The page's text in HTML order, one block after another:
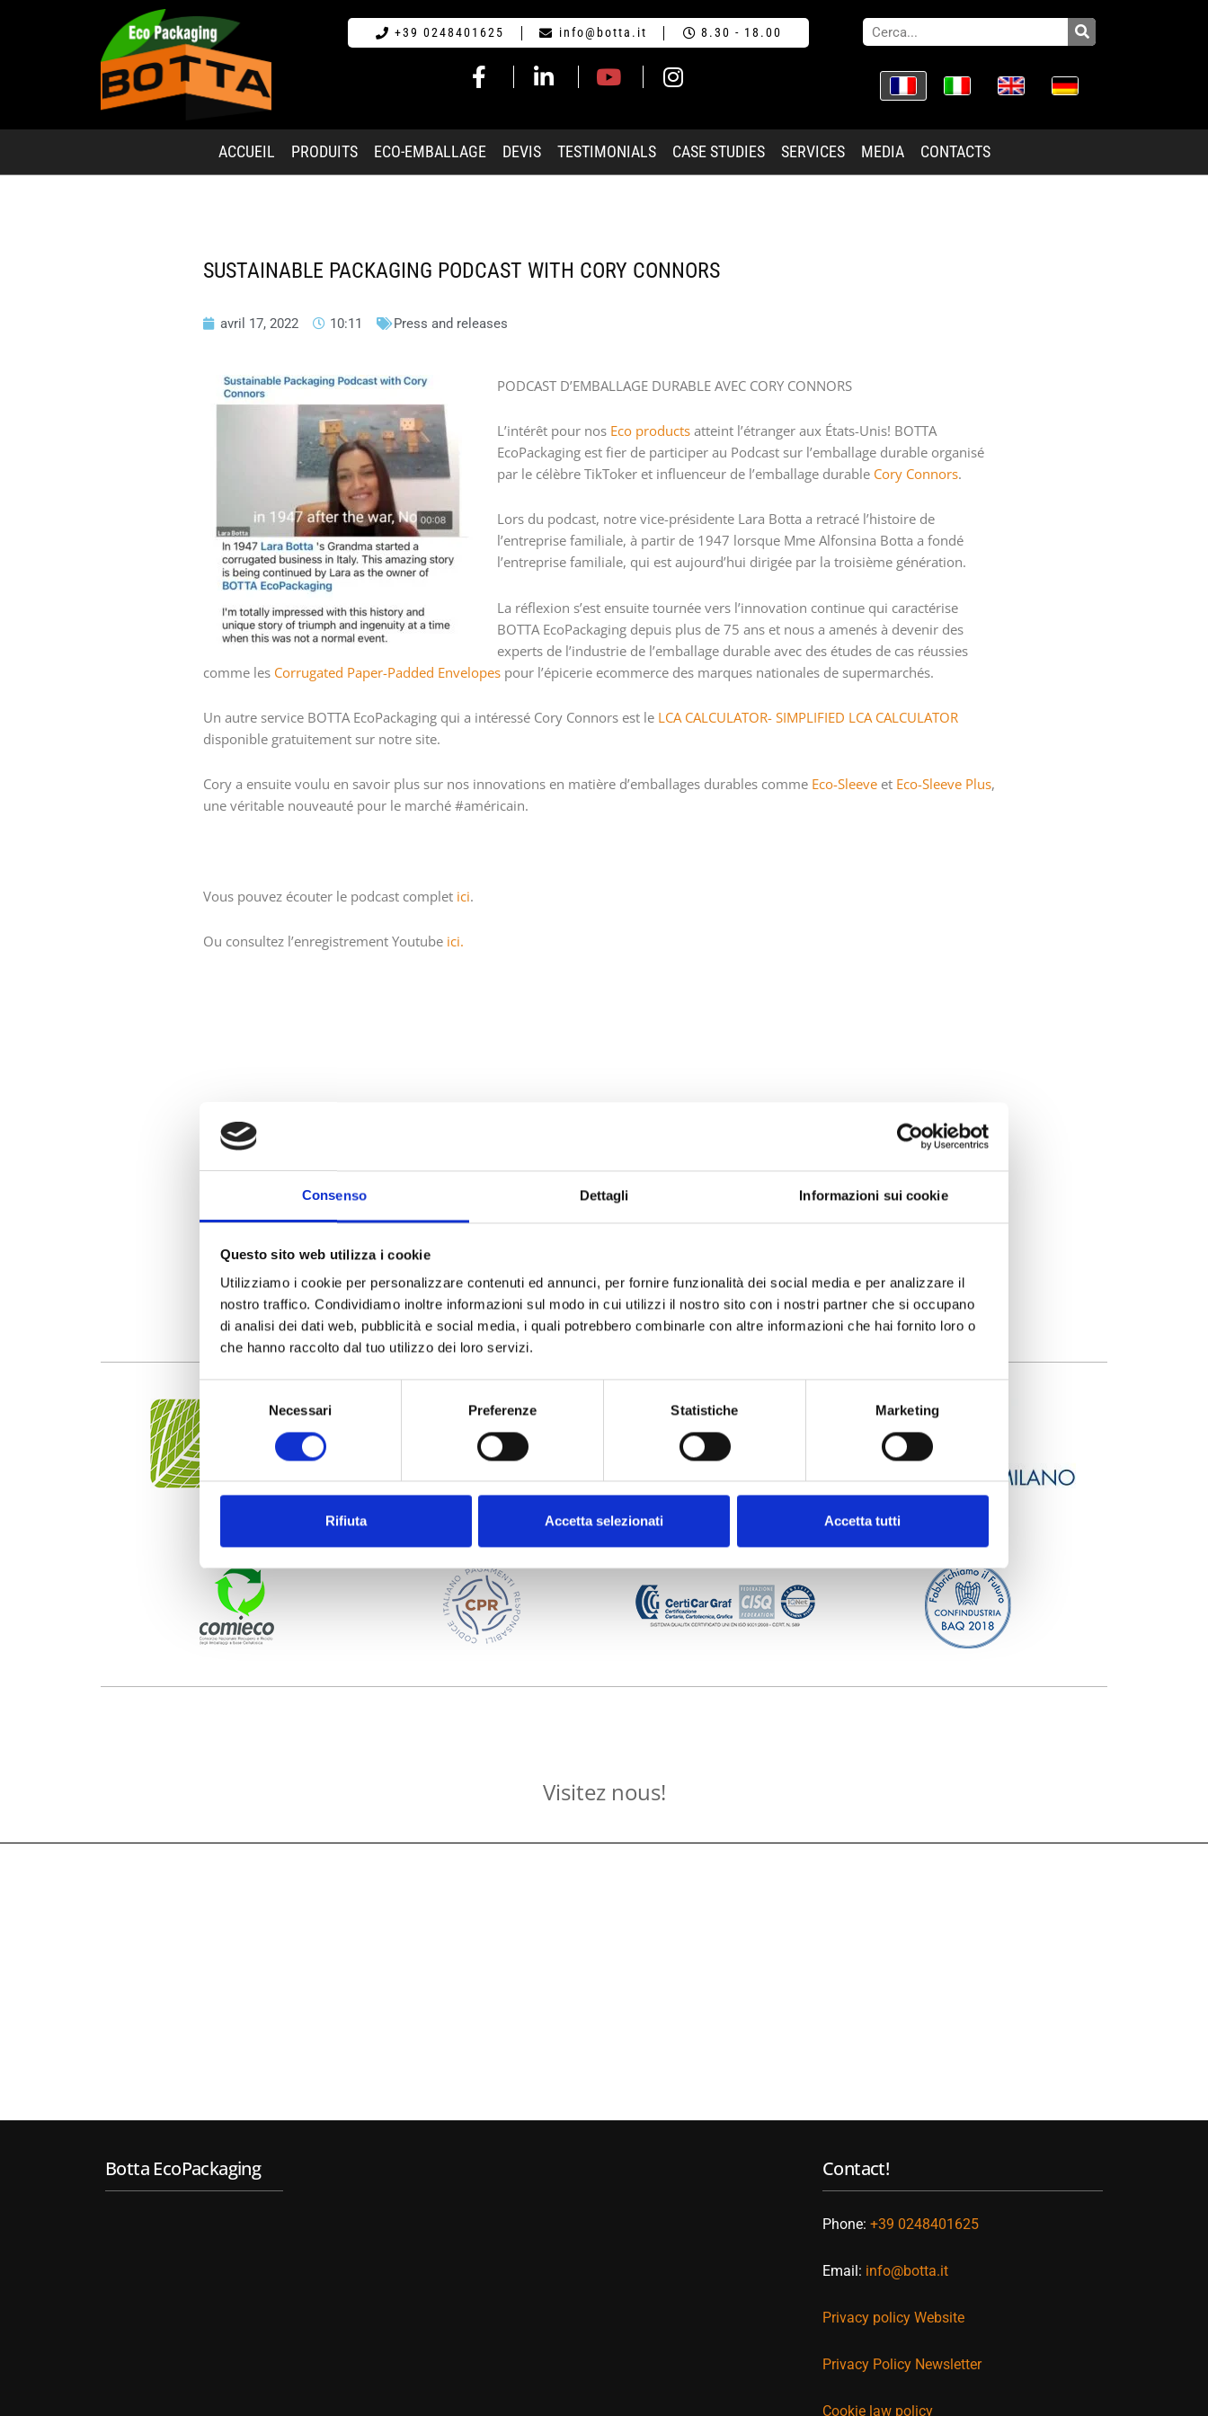
Consenso Dettagli Informazioni sui cookie
Questo sito web utilizza i cookie
Utilizziamo i cookie per personalizzare contenuti ed annunci, per fornire funzionalità dei social media e per analizzare il
nostro traffico. Condividiamo inoltre informazioni sul modo in cui utilizzi il nostro sito con i nostri partner che si occupano
di analisi dei dati web, pubblicità e social media, i quali potrebbero combinarle con altre informazioni che hai fornito loro o
che hanno raccolto dal tuo utilizzo dei loro servizi.
del
consenso
Necessari Preferenze Statistiche Marketing
Rifiuta Accetta selezionati Accetta tutti
+39 0248401625 info@botta.it 8.30 - 18.00
ACCUEIL PRODUITS ECO-EMBALLAGE DEVIS TESTIMONIALS CASE STUDIES SERVICES MEDIA CONTACTS
SUSTAINABLE PACKAGING PODCAST WITH CORY CONNORS
avril 17, 2022 10:11 Press and releases
PODCAST D’EMBALLAGE DURABLE AVEC CORY CONNORS
L’intérêt pour nos Eco products atteint l’étranger aux États-Unis! BOTTA
EcoPackaging est fier de participer au Podcast sur l’emballage durable organisé
par le célèbre TikToker et influenceur de l’emballage durable Cory Connors.
Lors du podcast, notre vice-présidente Lara Botta a retracé l’histoire de
l’entreprise familiale, à partir de 1947 lorsque Mme Alfonsina Botta a fondé
l’entreprise familiale, qui est aujourd’hui dirigée par la troisième génération.
La réflexion s’est ensuite tournée vers l’innovation continue qui caractérise
BOTTA EcoPackaging depuis plus de 75 ans et nous a amenés à devenir des
experts de l’industrie de l’emballage durable avec des études de cas réussies
comme les Corrugated Paper-Padded Envelopes pour l’épicerie ecommerce des marques nationales de supermarchés.
Un autre service BOTTA EcoPackaging qui a intéressé Cory Connors est le LCA CALCULATOR- SIMPLIFIED LCA CALCULATOR
disponible gratuitement sur notre site.
Cory a ensuite voulu en savoir plus sur nos innovations en matière d’emballages durables comme Eco-Sleeve et Eco-Sleeve Plus,
une véritable nouveauté pour le marché #américain.
Vous pouvez écouter le podcast complet ici.
Ou consultez l’enregistrement Youtube ici.
PREVIOUS NEXT
Visitez nous!
Botta EcoPackaging Contact!
Phone: +39 0248401625
Email: info@botta.it
Privacy policy Website
Privacy Policy Newsletter
Cookie law policy